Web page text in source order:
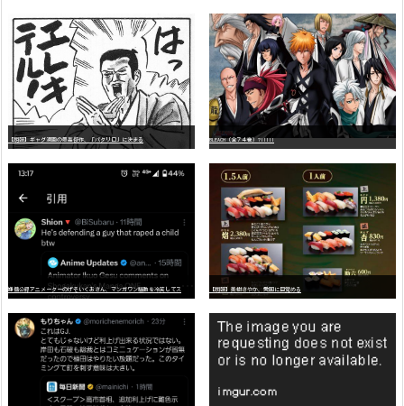
【朗報】ギャグ漫画の最高傑作、「パタリロ」に決まる BLEACH（全７４巻）?!!!!!
【朗報】美樹さやか、愛国に目覚める